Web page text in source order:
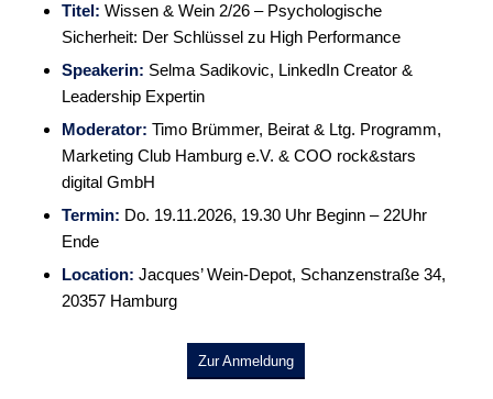
Titel: Wissen & Wein 2/26 – Psychologische
Sicherheit: Der Schlüssel zu High Performance
Speakerin: Selma Sadikovic, LinkedIn Creator &
Leadership Expertin
Moderator: Timo Brümmer, Beirat & Ltg. Programm,
Marketing Club Hamburg e.V. & COO rock&stars
digital GmbH
Termin: Do. 19.11.2026, 19.30 Uhr Beginn – 22Uhr
Ende
Location: Jacques’ Wein-Depot, Schanzenstraße 34,
20357 Hamburg
Zur Anmeldung